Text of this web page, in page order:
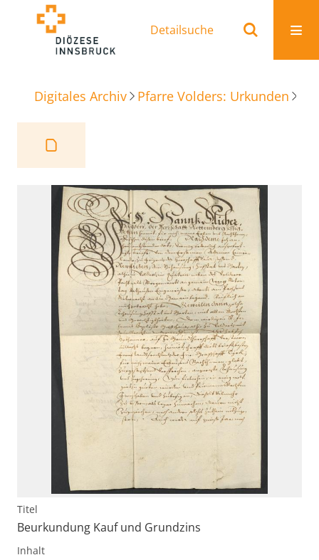
Detailsuche
Digitales Archiv Pfarre Volders: Urkunden
Titel
Beurkundung Kauf und Grundzins
Inhalt